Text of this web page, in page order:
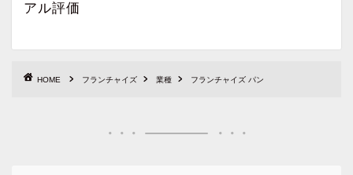
アル評価
HOME フランチャイズ 業種 フランチャイズ パン